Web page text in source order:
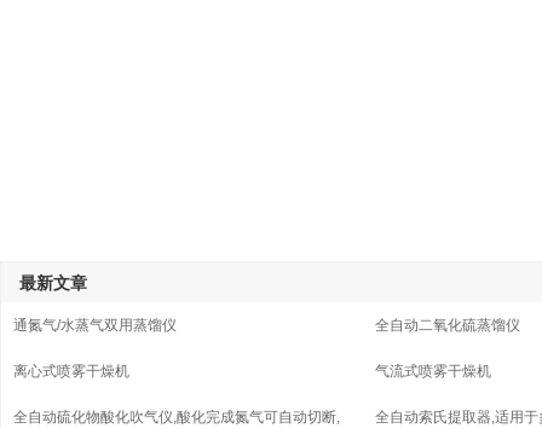
最新文章
通氮气/水蒸气双用蒸馏仪 全自动二氧化硫蒸馏仪
离心式喷雾干燥机 气流式喷雾干燥机
全自动硫化物酸化吹气仪,酸化完成氮气可自动切断,
全自动索氏提取器,适用